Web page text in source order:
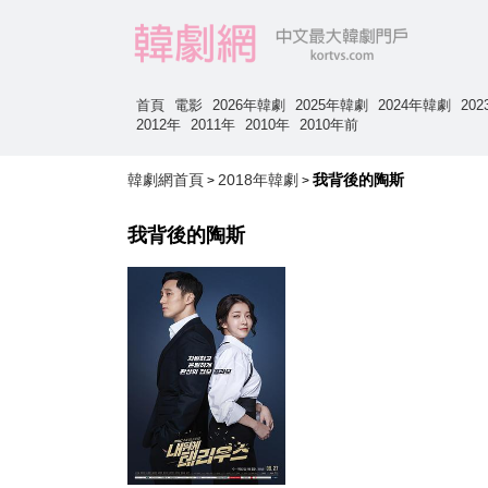
首頁 電影 2026年韓劇 2025年韓劇 2024年韓劇
2012年
2011年 2010年 2010年前
韓劇網首頁 > 2018年韓劇 > 我背後的陶斯
我背後的陶斯